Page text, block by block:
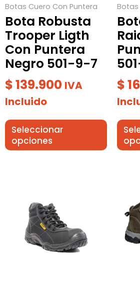
Botas Cuero Con Puntera
Bota Robusta
Trooper Ligth
Con Puntera
Negro 501-9-7
$139.900 IVA
Incluido
Seleccionar
opciones
pueden
elegir
en
la
página
de
producto
Botas
$
elegir
en
la
de
múltiples
variantes.
tiene